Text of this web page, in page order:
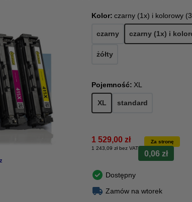
Kolor: czarny (1x) i kolorowy
czarny czarny (1x) i
żółty
Pojemność: XL
XL standard
1 529,00 zł
1 243,09 zł bez VAT
Za stronę
0,06 zł
Dostępny
Zamów na wtorek